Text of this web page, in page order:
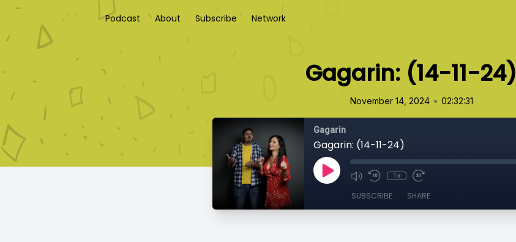
Podcast About Subscribe Network
Gagarin: (14-11-24)
November 14, 2024 • 02:32:31
Gagarin
Gagarin: (14-11-24)
1x
SUBSCRIBE SHARE